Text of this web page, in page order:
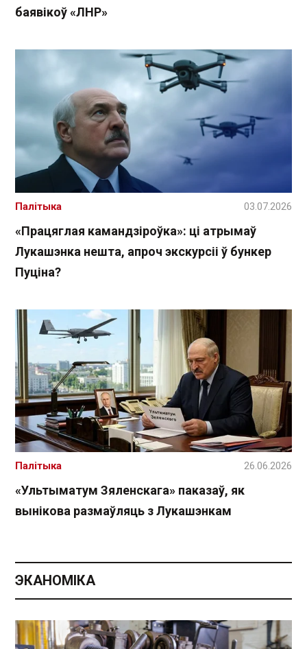
баявікоў «ЛНР»
«Працяглая камандзіроўка»: ці атрымаў
Лукашэнка нешта, апроч экскурсіі ў бункер
Пуціна?
Палітыка 03.07.2026
«Ультыматум Зяленскага» паказаў, як
вынікова размаўляць з Лукашэнкам
Палітыка 26.06.2026
ЭКАНОМІКА